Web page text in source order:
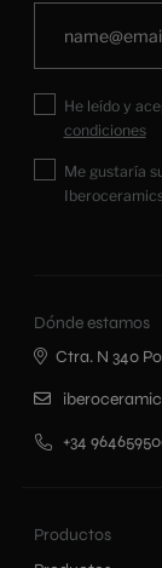
He leído y
condiciones
Me gustaría
Productos
Dónde estamos
Ctra. N 340
+34